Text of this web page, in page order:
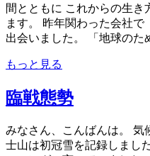
間とともに これからの生
ます。 昨年関わった会社で
出会いました。 「地球の
もっと見る
臨戦態勢
みなさん、こんばんは。 気
士山は初冠雪を記録しまし